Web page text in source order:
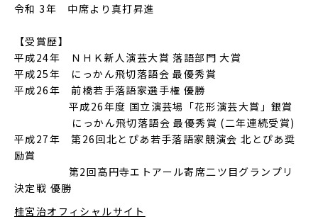
令和 3年 中席より真打昇進
【受賞歴】
平成24年 ＮＨＫ新人演芸大賞 落語部門 大賞
平成25年 にっかん飛切落語会 最優秀賞
平成26年 前橋若手落語家選手権 優勝
平成26年度 国立演芸場「花形演芸大賞」銀賞
にっかん飛切落語会 最優秀賞 (二年連続受賞)
平成27年 第26回北とぴあ若手落語家競演会 北とぴあ奨
励賞
第2回高円寺エトアール寄席二ツ目グランプリ
決定戦 優勝
桂宮治オフィシャルサイト